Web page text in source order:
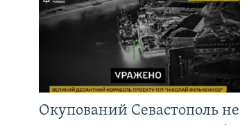
Окупований Севастополь не